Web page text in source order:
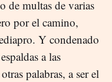
de multas de varias
por el camino,
Y condenado
a las
palabras, a ser el